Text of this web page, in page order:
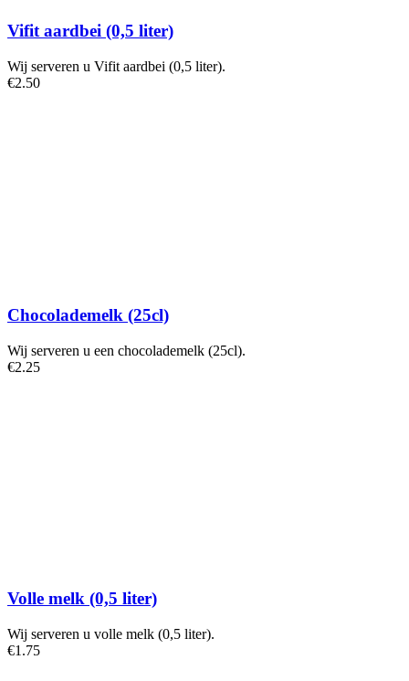
Vifit aardbei (0,5 liter)
Wij serveren u Vifit aardbei (0,5 liter).
€2.50
Chocolademelk (25cl)
Wij serveren u een chocolademelk (25cl).
€2.25
Volle melk (0,5 liter)
Wij serveren u volle melk (0,5 liter).
€1 .75